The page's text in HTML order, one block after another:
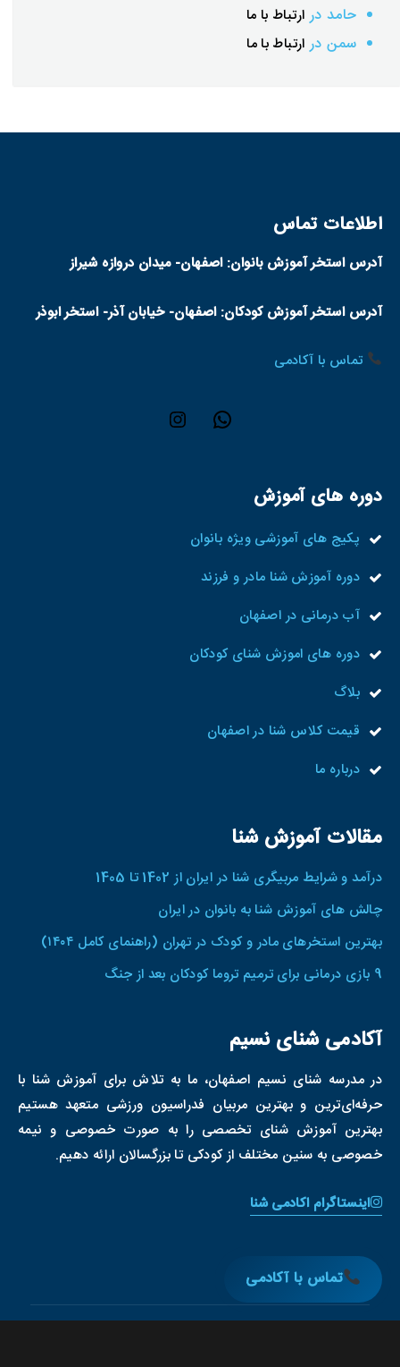
حامد در ارتباط با ما
سمندر ارتباط با ما
اطلاعات تماس
آدرس استخر آموزش بانوان: اصفهان- میدان دروازه شیراز
آدرس استخر آموزش کودکان: اصفهان- خیابان آذر- استخر ابوذر
تماس با آکادمی
تماس با آکادمی
دوره های آموزش
پکیج های آموزشی ویژه بانوان
دوره آموزش شنا مادر و فرزند
آب درمانی در اصفهان
دوره های اموزش شنای کودکان
بلاگ
قیمت کلاس شنا در اصفهان
درباره ما
مقالات آموزش شنا
درآمد و شرایط مربیگری شنا در ایران از 1402 تا 1405
چالش های آموزش شنا به بانوان در ایران
بهترین استخرهای مادر و کودک در تهران (راهنمای کامل ۱۴۰۴)
9 بازی‌ درمانی برای ترمیم تروما کودکان بعد از جنگ‌
آکادمی شنای نسیم
در مدرسه شنای نسیم اصفهان، ما به تلاش برای آموزش شنا با
حرفه‌ای‌ترین و بهترین مربیان فدراسیون ورزشی متعهد هستیم
بهترین آموزش شنای تخصصی را به صورت خصوصی و نیمه
خصوصی به سنین مختلف از کودکی تا بزرگسالان ارائه دهیم.
اینستاگرام اکادمی شنا